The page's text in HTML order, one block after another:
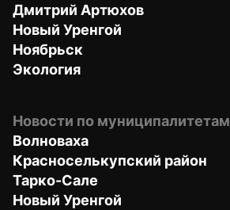
Дмитрий Артюхов
Новый Уренгой
Ноябрьск
Экология
Новости по муниципалитетам
Волноваха
Красноселькупский район
Тарко-Сале
Новый Уренгой